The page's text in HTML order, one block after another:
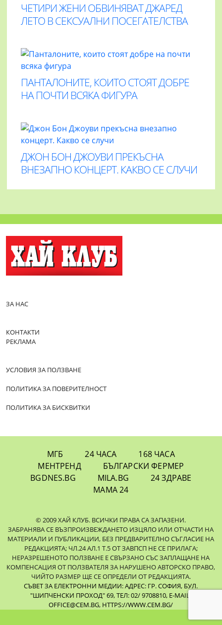
ЧЕТИРИ ЖЕНИ ОБВИНЯВАТ ДЖАРЕД
ЛЕТО В СЕКСУАЛНИ ПОСЕГАТЕЛСТВА
ПАНТАЛОНИТЕ, КОИТО СТОЯТ ДОБРЕ
НА ПОЧТИ ВСЯКА ФИГУРА
ДЖОН БОН ДЖОУВИ ПРЕКЪСНА
ВНЕЗАПНО КОНЦЕРТ. КАКВО СЕ СЛУЧИ
ЗА НАС
КОНТАКТИ
РЕКЛАМА
УСЛОВИЯ ЗА ПОЛЗВАНЕ
ПОЛИТИКА ЗА ПОВЕРИТЕЛНОСТ
ПОЛИТИКА ЗА БИСКВИТКИ
МГБ 24 ЧАСА
168 ЧАСА
МЕНТРЕНД
БЪЛГАРСКИ ФЕРМЕР
BGDNES.BG
MILA.BG
24 ЗДРАВЕ
МАМА 24
© 2009 ХАЙ КЛУБ. ВСИЧКИ ПРАВА СА ЗАПАЗЕНИ.
ЗАБРАНЯВА СЕ ВЪЗПРОИЗВЕЖДАНЕТО ИЗЦЯЛО ИЛИ ОТЧАСТИ НА
МАТЕРИАЛИ И ПУБЛИКАЦИИ, БЕЗ ПРЕДВАРИТЕЛНО СЪГЛАСИЕ НА
РЕДАКЦИЯТА; ЧЛ.24 АЛ.1 Т.5 ОТ ЗАВПСП НЕ СЕ ПРИЛАГА;
НЕРАЗРЕШЕНОТО ПОЛЗВАНЕ Е СВЪРЗАНО СЪС ЗАПЛАЩАНЕ НА
КОМПЕНСАЦИЯ ОТ ПОЛЗВАТЕЛЯ ЗА НАРУШЕНО АВТОРСКО ПРАВО,
ЧИЙТО РАЗМЕР ЩЕ СЕ ОПРЕДЕЛИ ОТ РЕДАКЦИЯТА.
СЪВЕТ ЗА ЕЛЕКТРОННИ МЕДИИ: АДРЕС: ГР. СОФИЯ, БУЛ.
"ШИПЧЕНСКИ ПРОХОД" 69, ТЕЛ: 02/ 9708810, E-MAIL:
OFFICE@CEM.BG, HTTPS://WWW.CEM.BG/